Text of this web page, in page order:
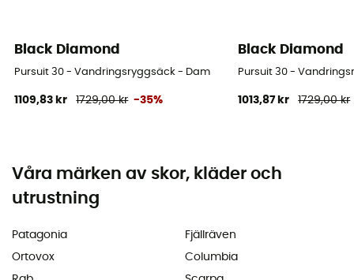
Black Diamond
Pursuit 30 - Vandringsryggsäck - Dam
1109,83 kr 1729,00 kr -35%
Black Diamond
Pursuit 30 -
1013,87 kr 1729,00 kr
Våra märken av skor, kläder och
utrustning
Patagonia
Ortovox
Fjällräven
Columbia